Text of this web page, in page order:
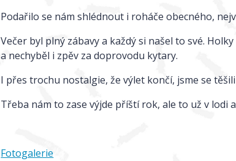
Podařilo se nám shlédnout i roháče obecného,
Večer byl plný zábavy a každý si našel to své.
a nechyběl i zpěv za doprovodu kytary.
I přes trochu nostalgie, že výlet končí, jsme se
Třeba nám to zase výjde příští rok, ale to už v lodi
Fotogalerie